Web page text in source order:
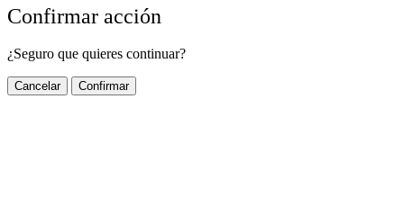
Confirmar acción
¿Seguro que quieres continuar?
Cancelar Confirmar